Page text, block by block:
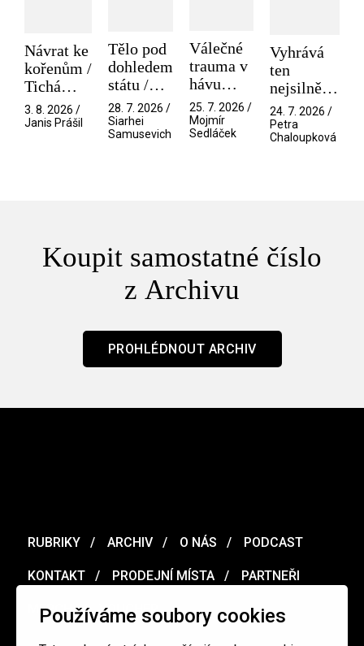
Používáme soubory cookies
Návrat ke
kořenům /
Tichá
přítelkyně
3. 8. 2026 /
Janis Prášil
Tělo pod
dohledem
státu /
Pramen
28. 7. 2026 /
Siarhei
Samusevich
Válečné
trauma v
hávu
spektáklu
/ Odyssea
25. 7. 2026 /
Mojmír
Sedláček
Vyhrává
ten
nejsilnější
/ V nitru
manosféry
24. 7. 2026 /
Petra
Chaloupková
Koupit samostatné číslo
z Archivu
PROHLÉDNOUT ARCHIV
RUBRIKY ARCHIV O NÁS PODCAST
KONTAKT PRODEJNÍ MÍSTA PARTNEŘI
MERCH VOUCHER